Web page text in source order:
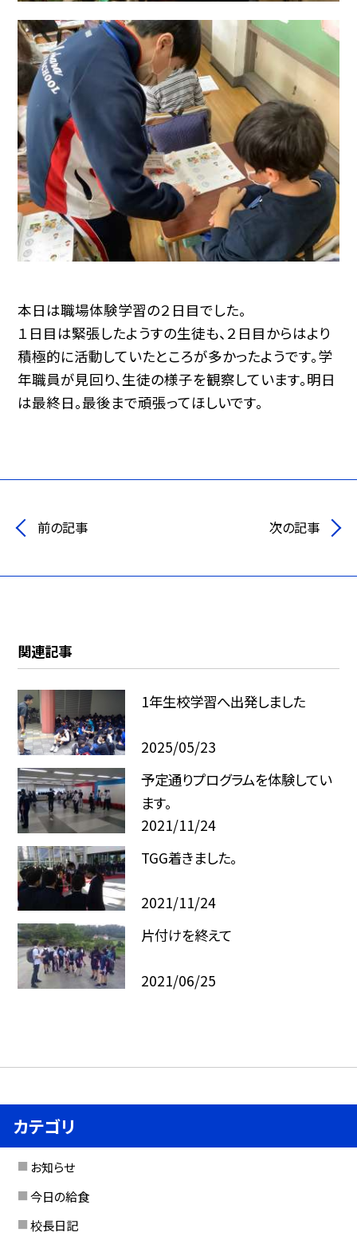
本日は職場体験学習の２日目でした。
１日目は緊張したようすの生徒も、２日目からはより
積極的に活動していたところが多かったようです。学
年職員が見回り、生徒の様子を観察しています。明日
は最終日。最後まで頑張ってほしいです。
前の記事 次の記事
関連記事
1年生校学習へ出発しました
2025/05/23
予定通りプログラムを体験してい
ます。
2021/11/24
TGG着きました。
2021/11/24
片付けを終えて
2021/06/25
カテゴリ
お知らせ
今日の給食
校長日記